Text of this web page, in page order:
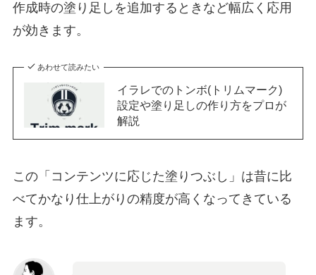
作成時の塗り足しを追加するときなど幅広く応用
が効きます。
あわせて読みたい
イラレでのトンボ(トリムマーク)
設定や塗り足しの作り方をプロが
解説
この「コンテンツに応じた塗りつぶし」は昔に比
べてかなり仕上がりの精度が高くなってきている
ます。